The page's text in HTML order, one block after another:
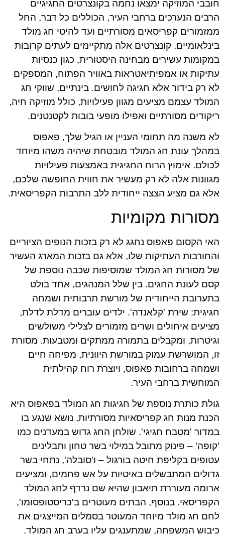
חובבי המוזיקה ימצאו נחמה בקונצרטים החגיגיים
הרבים הנערכים ברחבי העיר, הכוללים כל דבר, החל
ממזמורים קפריסאים מסורתיים ועד להיטי חג מולד
בינלאומיים. קונצרטים אלה מתקיימים לעתים קרובות
במקומות עשירים מבחינה היסטורית, כגון כנסיות
עתיקות או אמפיתיאטראות באוויר הפתוח, המספקים
לא רק בידור אלא חגיגה לחושים. בינתיים, שווקי חג
המולד עצמם מציעים מגוון פעילויות, כולל מוזיקה חיה,
ריקודים מסורתיים ואפילו מופעי בובות לקטנטנים.
לא משנה מה תחומי העניין או הגיל שלך, פאפוס
במהלך עונת חג המולד מובטחת שיהיה משהו מיוחד
לכולם. אימוץ הרוח החגיגית באמצעות פעילויות
מגוונות אלה לא רק מעשיר את חווית החופשה שלכם,
אלא גם מציע הצצה ייחודית ללב התרבות הקפריסאית.
מסורות מקומיות
האי הקסום פאפוס נחגג לא רק בזכות הנופים הציוריים
והחורבות העתיקות שלו, אלא גם בזכות המארג העשיר
של מסורות חג המולד שמוסיפות שכבה נוספת של
קסם לעונת החגים. בין שלל המנהגים, אחד בולט
בתערובת הייחודית של מורשת תרבותית ושמחה
חגיגית: שירת 'קלאנדה'. ילדים עוברים מדלת לדלת,
מציעים איחולים ושרים מזמורים לצלילי משולשים
וגיטרות, ומקבלים בתמורה ממתקים ומטבעות. מסורת
זו, המושרשת עמוק במורשת היוונית, מפיחה חיים
ושמחה ברחובות פאפוס, ויוצרת רוח קהילתית
המוחשית ברחבי העיר.
גולת כותרת נוספת של חגיגות חג המולד בפאפוס היא
הכנת מנות חג קפריסאיות מסורתיות, נושא שנגע בו
במדור 'מטבח חגיגי'. שולחן החג גדוש במעדנים כמו
'קופה' – פינוק מתובל במילוי בשר טחון ותבלינים
עטופים בקליפת חיטה בורגול – ו'סובלה', נתחי בשר
גדולים המתבשלים באיטיות על אש פחמים, ומציעים
ארומה מעוררת תיאבון שהיא שם נרדף לחג המולד
הקפריסאי. בנוסף, הבתים מעוטרים ב'כריסטופסומו',
לחם חג מולד מיוחד המעוטר בסמלים המייצגים את
כיבוש המשפחה, שמתענגים עליו בערב חג המולד.